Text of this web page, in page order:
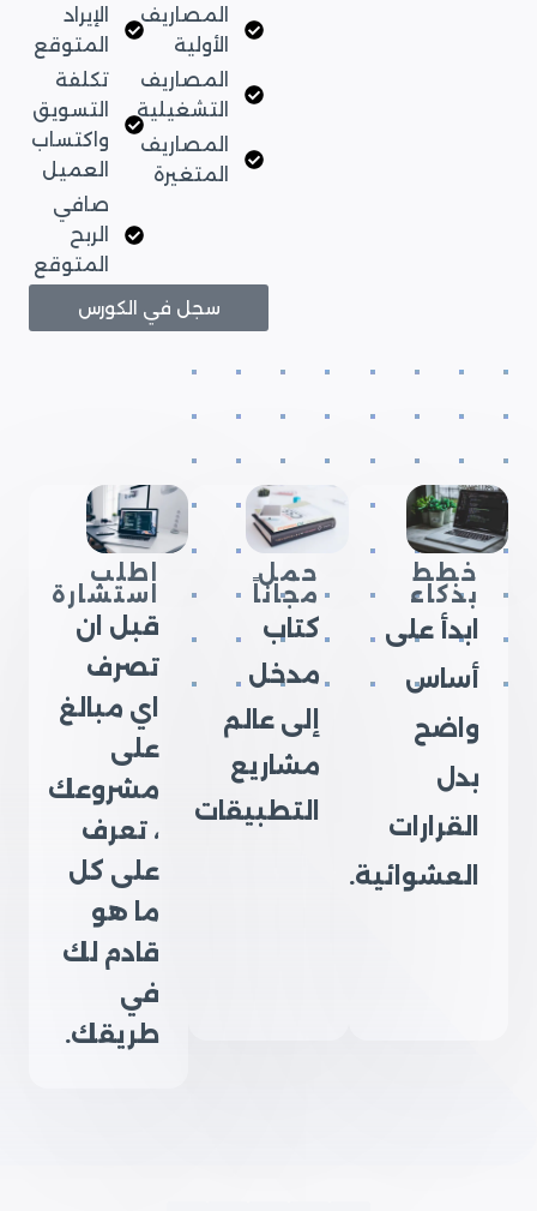
المصاريف
الأولية
المصاريف
التشغيلية
المصاريف
المتغيرة
الإيراد
المتوقع
تكلفة
التسويق
واكتساب
العميل
صافي
الربح
المتوقع
سجل في الكورس
خطط
بذكاء
ابدأ على
أساس
واضح
بدل
القرارات
العشوائية.
حمل
مجاناً
كتاب
مدخل
إلى عالم
مشاريع
التطبيقات
اطلب
استشارة
قبل ان
تصرف
اي مبالغ
على
مشروعك
، تعرف
على كل
ما هو
قادم لك
في
طريقك.